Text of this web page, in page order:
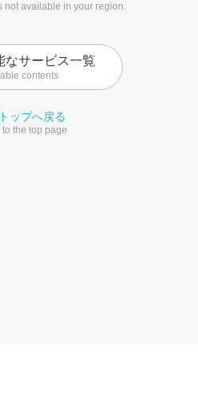
not available in your region.
なサービス一覧
contents
ップへ戻る
to the top page